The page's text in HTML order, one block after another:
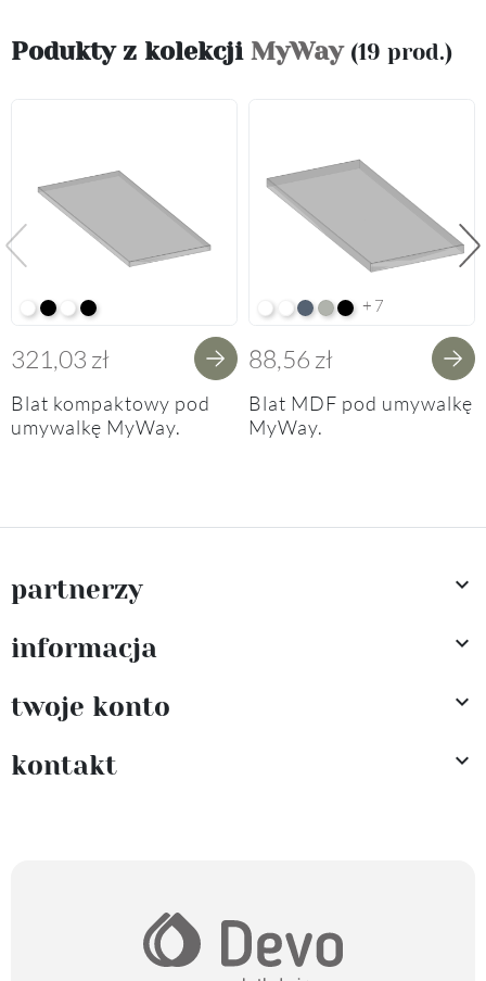
Podukty z kolekcji MyWay (19 prod.)
Poprzedni
Alpine White K02
Black K16Alpine White Struktura K37
K14 Soft Black
321,03 zł
Blat kompaktowy pod
umywalkę MyWay.
Arctic White HG F01
Premium White Supermatt
Perfect Touch Parisian
Perfect Touch Stahlgrau
Czarny Mat Orchidea
+7
88,56 zł
Blat MDF pod umywalkę
MyWay.
partnerzy 
informacja 
twoje konto 
kontakt 